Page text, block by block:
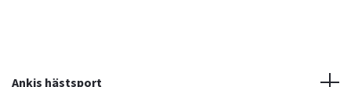
Ankis hästsport